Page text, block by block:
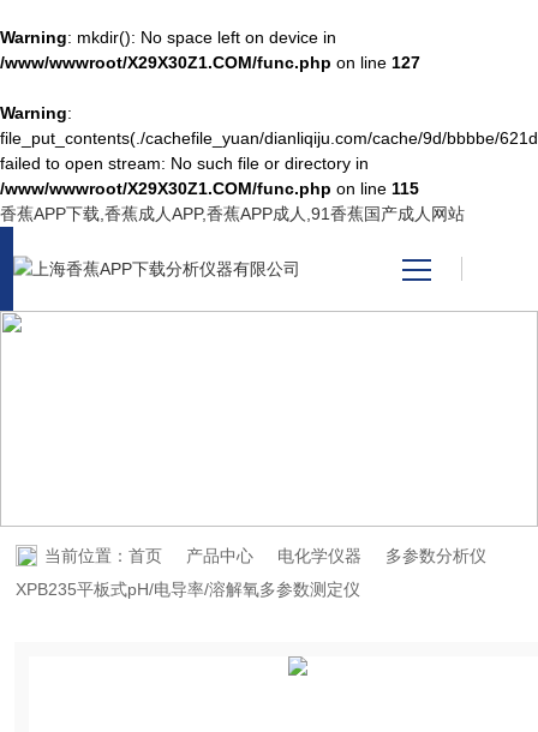
Warning: mkdir(): No space left on device in
/www/wwwroot/X29X30Z1.COM/func.php on line 127
Warning:
file_put_contents(./cachefile_yuan/dianliqiju.com/cache/9d/bbbbe/
failed to open stream: No such file or directory in
/www/wwwroot/X29X30Z1.COM/func.php on line 115
香蕉APP下载,香蕉成人APP,香蕉APP成人,91香蕉国产成人网站
产品中心
关于香蕉APP下载
资料下载
当前位置：首页 产品中心 电化学仪器
多参数分析仪
XPB235平板式pH/电导率/溶解氧多参数测定仪